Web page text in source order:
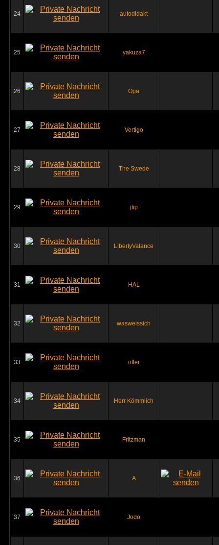
24 autodidakt
25 yakuza7
26 Opa
27 Vertigo
28 The Swede
29 jtip
30 LibertyValance
31 HAL
32 wasweissich
33 otter
34 Herr Kömmlich
35 Fritzman
36 A
37 Jodo